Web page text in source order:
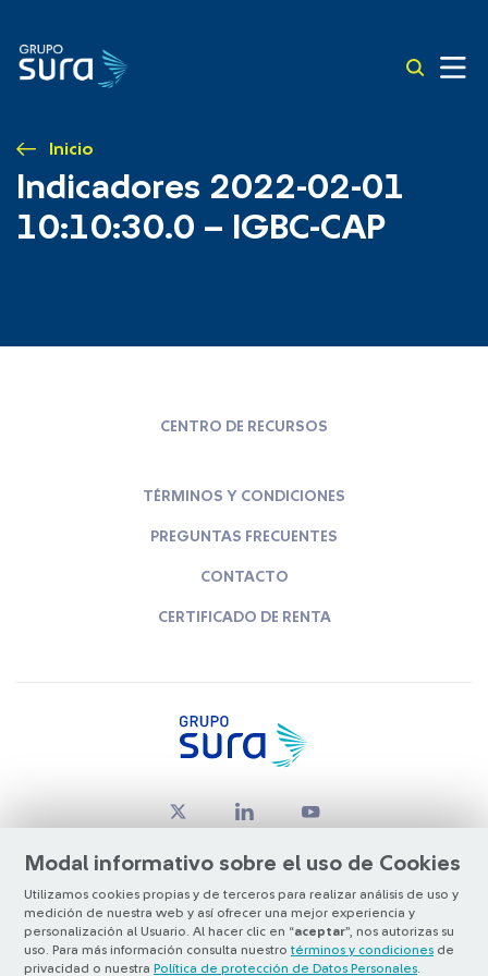
Inicio
Indicadores 2022-02-01
10:10:30.0 – IGBC-CAP
Modal informativo sobre el uso de Cookies
Utilizamos cookies propias y de terceros para realizar análisis de uso y
medición de nuestra web y así ofrecer una mejor experiencia y
personalización al Usuario. Al hacer clic en “aceptar”, nos autorizas su
uso. Para más información consulta nuestro términos y condiciones de
privacidad o nuestra Política de protección de Datos Personales
CENTRO DE RECURSOS
TÉRMINOS Y CONDICIONES
PREGUNTAS FRECUENTES
CONTACTO
CERTIFICADO DE RENTA
© Copyright Grupo SURA 2026